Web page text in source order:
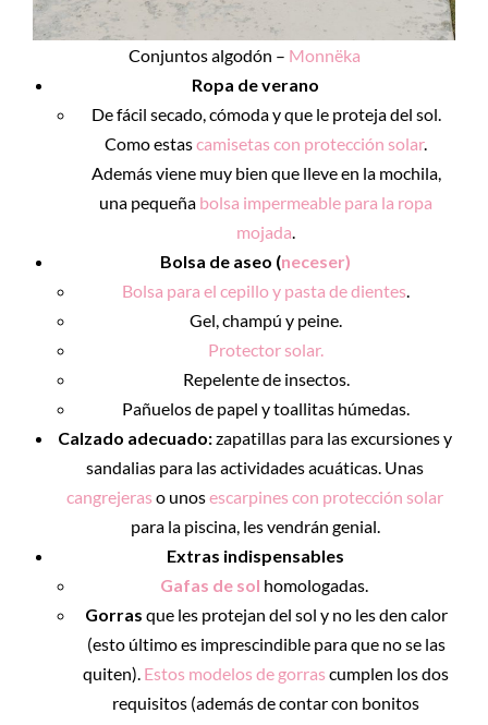
Conjuntos algodón – Monnëka
Ropa de verano
De fácil secado, cómoda y que le proteja del sol.
Como estascamisetas con protección solar.
Además viene muy bien que lleve en la mochila,
una pequeña bolsa impermeable para la ropa
mojada.
Bolsa de aseo (neceser)
Bolsa para el cepillo y pasta de dientes.
Gel, champú y peine.
Protector solar.
Repelente de insectos.
Pañuelos de papel y toallitas húmedas.
Calzado adecuado:zapatillas para las excursiones y
sandalias para las actividades acuáticas. Unas
cangrejeras o unosescarpines con protección solar
para la piscina, les vendrán genial.
Extras indispensables
Gafas de sol homologadas.
Gorras que les protejan del sol y no les den calor
(esto último es imprescindible para que no se las
quiten). Estos modelos de gorras cumplen los dos
requisitos (además de contar con bonitos